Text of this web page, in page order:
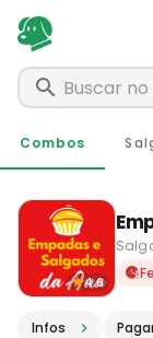
4.6
Infos
Combos